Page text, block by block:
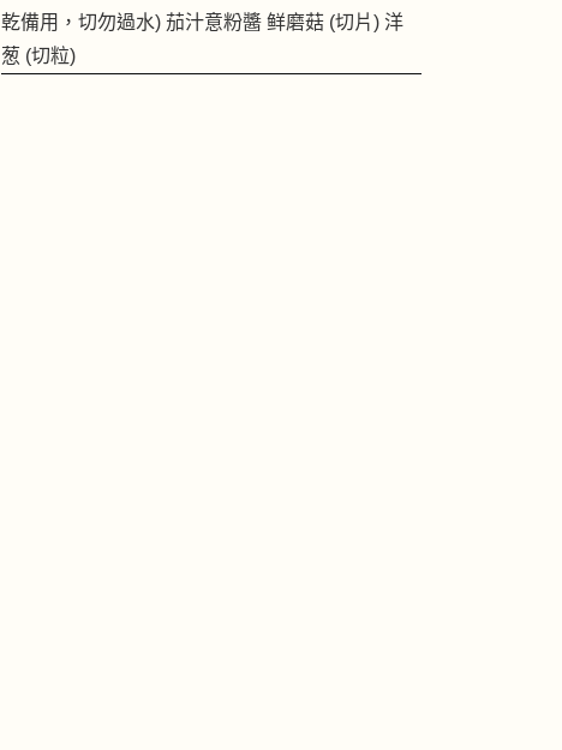
乾備用，切勿過水) 茄汁意粉醬 鲜磨菇 (切片) 洋
葱 (切粒)